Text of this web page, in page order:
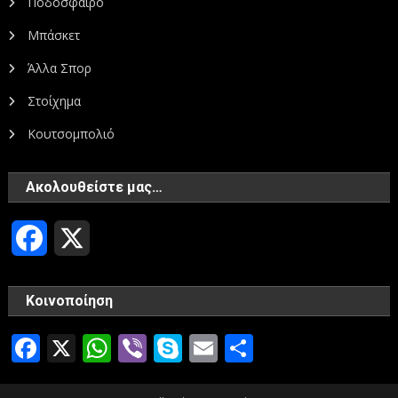
Μπάσκετ
Άλλα Σπορ
Στοίχημα
Κουτσομπολιό
Ακολουθείστε μας…
Facebook
Κοινοποίηση
Facebook
X WhatsApp
ViberSkype
Email